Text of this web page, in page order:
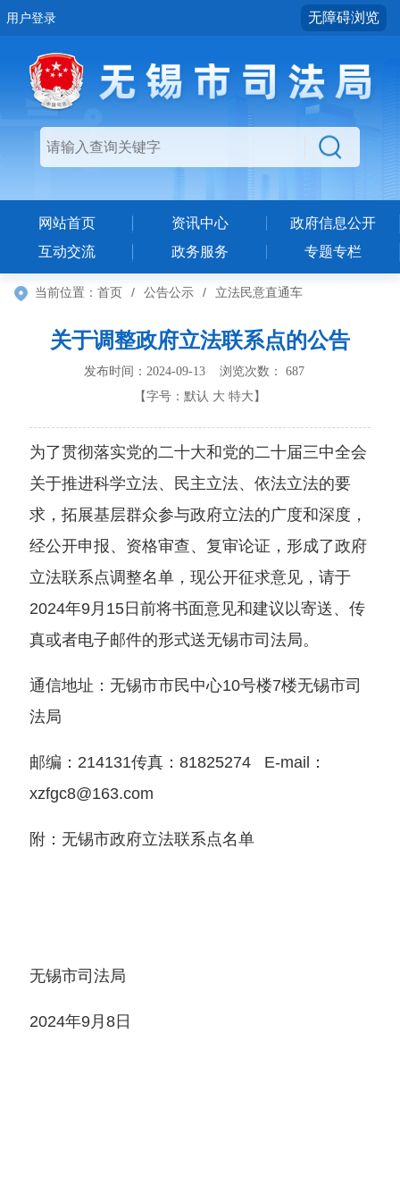
用户登录 无障碍浏览
网站首页 资讯中心
政府信息公开
互动交流
政务服务 专题专栏
当前位置： 首页 / 公告公示 / 立法民意直通车
关于调整政府立法联系点的公告
发布时间：2024-09-13 浏览次数： 687
【字号： 默认 大 特大 】
为了贯彻落实党的二十大和党的二十届三中全会
关于推进科学立法、民主立法、依法立法的要
求，拓展基层群众参与政府立法的广度和深度，
经公开申报、资格审查、复审论证，形成了政府
立法联系点调整名单，现公开征求意见，请于
2024年9月15日前将书面意见和建议以寄送、传
真或者电子邮件的形式送无锡市司法局。
通信地址：无锡市市民中心10号楼7楼无锡市司
法局
邮编：214131传真：81825274 E-mail：
xzfgc8@163.com
附：无锡市政府立法联系点名单
无锡市司法局
2024年9月8日